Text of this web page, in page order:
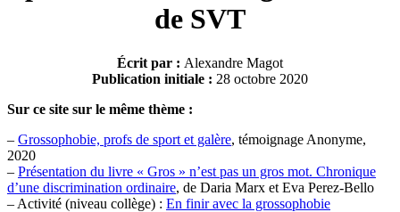
de SVT
Écrit par : Alexandre Magot
Publication initiale : 28 octobre 2020
Sur ce site sur le même thème :
– Grossophobie, profs de sport et galère, témoignage Anonyme,
2020
– Présentation du livre « Gros » n’est pas un gros mot. Chronique
d’une discrimination ordinaire, de Daria Marx et Eva Perez-Bello
– Activité (niveau collège) : En finir avec la grossophobie